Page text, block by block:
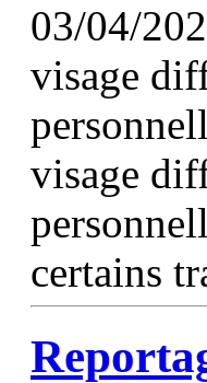
03/04/
visage
visage
certains